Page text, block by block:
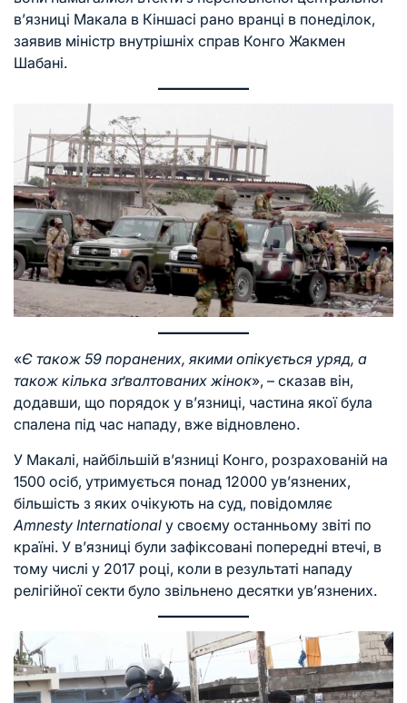
в’язниці Макала в Кіншасі рано вранці в понеділок,
заявив міністр внутрішніх справ Конго Жакмен
Шабані.
«Є також 59 поранених, якими опікується уряд, а
також кілька зґвалтованих жінок», – сказав він,
додавши, що порядок у в’язниці, частина якої була
спалена під час нападу, вже відновлено.
У Макалі, найбільшій в’язниці Конго, розрахованій на
1500 осіб, утримується понад 12000 ув’язнених,
більшість з яких очікують на суд, повідомляє
Amnesty International у своєму останньому звіті по
країні. У в’язниці були зафіксовані попередні втечі, в
тому числі у 2017 році, коли в результаті нападу
релігійної секти було звільнено десятки ув’язнених.